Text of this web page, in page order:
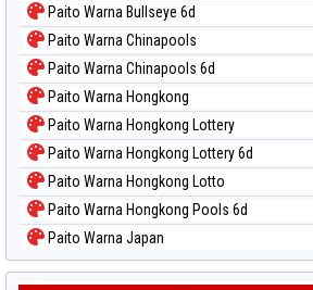
Paito Warna Bullseye 6d
Paito Warna Chinapools
Paito Warna Chinapools 6d
Paito Warna Hongkong
Paito Warna Hongkong Lottery
Paito Warna Hongkong Lottery 6d
Paito Warna Hongkong Lotto
Paito Warna Hongkong Pools 6d
Paito Warna Japan
Paito Warna Japan 6d